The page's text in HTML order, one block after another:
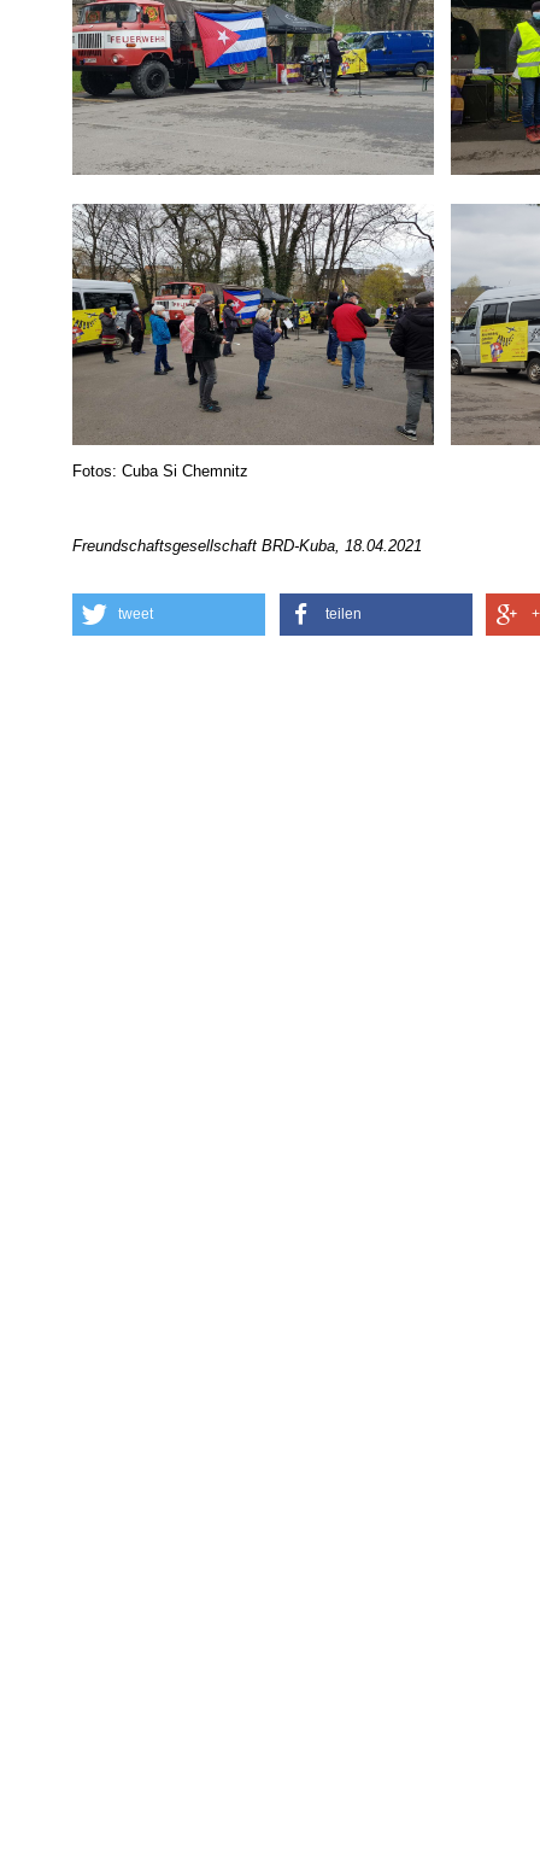
Fotos: Cuba Si Chemnitz
Freundschaftsgesellschaft BRD-Kuba, 18.04.2021
tweet teilen